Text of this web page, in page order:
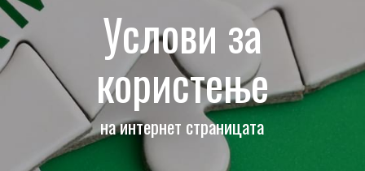
Услови за
користење
на интернет страницата